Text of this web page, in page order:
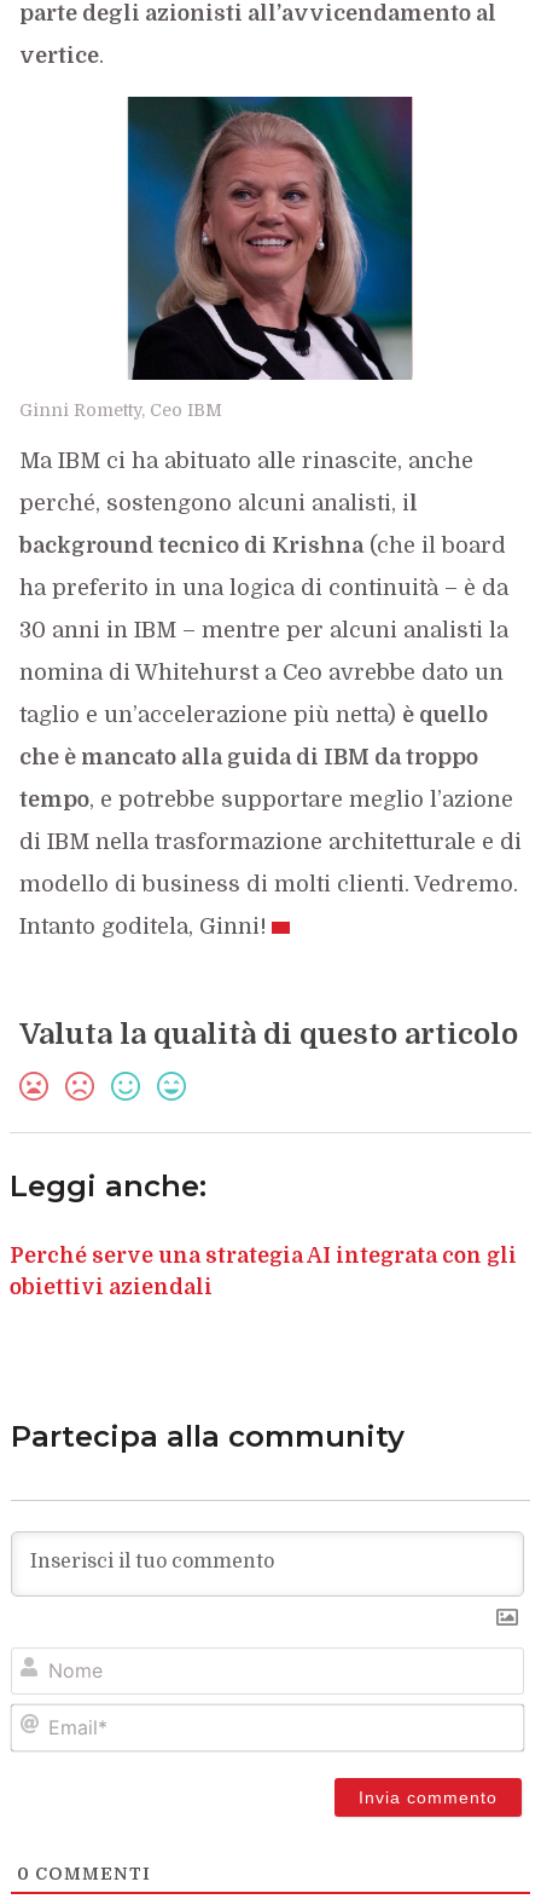
parte degli azionisti all’avvicendamento al
vertice.
Ginni Rometty, Ceo IBM
Ma IBM ci ha abituato alle rinascite, anche
perché, sostengono alcuni analisti, il
background tecnico di Krishna(che il board
ha preferito in una logica di continuità – è da
30 anni in IBM – mentre per alcuni analisti la
nomina di Whitehurst a Ceo avrebbe dato un
taglio e un’accelerazione più netta) è quello
che è mancato alla guida di IBM da troppo
tempo, e potrebbe supportare meglio l’azione
di IBM nella trasformazione architetturale e di
modello di business di molti clienti. Vedremo.
Intanto goditela, Ginni!
Valuta la qualità di questo articolo
Leggi anche:
Perché serve una strategia AI integrata con gli
obiettivi aziendali
Partecipa alla community
0 COMMENTI